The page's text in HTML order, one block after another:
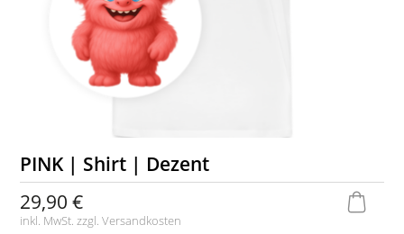
PINK | Shirt | Dezent
29,90 €
inkl. MwSt. zzgl.Versandkosten